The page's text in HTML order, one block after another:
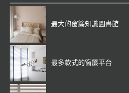
最大的窗簾知識圖書館
最多款式的窗簾平台